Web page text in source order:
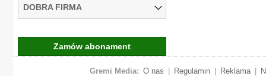
DOBRA FIRMA
Zamów abonament
Gremi Media: O nas Regulamin Reklama